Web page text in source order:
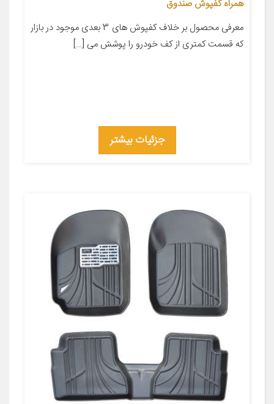
همراه کفپوش صندوق
معرفی محصول بر خلاف کفپوش های 3 بعدی موجود در بازار
که قسمت کمتری از کف خودرو را پوشش می […]
جزئیات بیشتر